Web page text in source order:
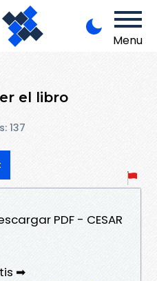
Menu
el libro
137
PDF - CESAR
➡